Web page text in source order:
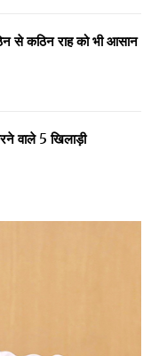
से कठिन राह को भी आसान
वाले 5 खिलाड़ी